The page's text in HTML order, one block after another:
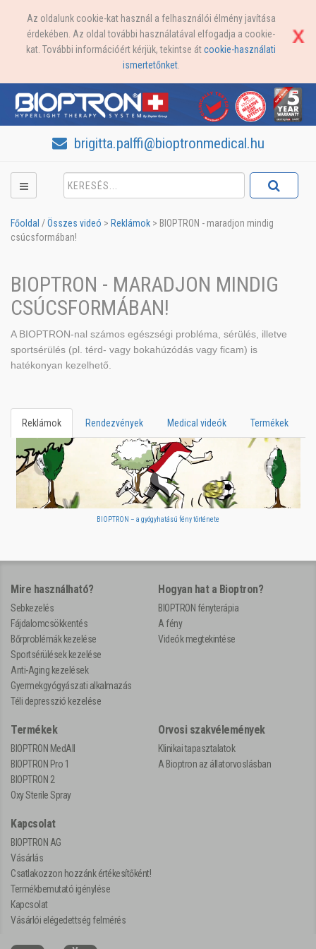
Az oldalunk cookie-kat használ a felhasználói élmény javítása
érdekében. Az oldal további használatával elfogadja a cookie-
kat. További információért kérjük, tekintse átcookie-használati
ismertetőnket.
brigitta.palffi@bioptronmedical.hu
Főoldal /Összes videó > Reklámok > BIOPTRON - maradjon mindig
csúcsformában!
BIOPTRON - MARADJON MINDIG
CSÚCSFORMÁBAN!
A BIOPTRON-nal számos egészségi probléma, sérülés, illetve
sportsérülés (pl. térd- vagy bokahúzódás vagy ficam) is
hatékonyan kezelhető.
Reklámok Rendezvények Medical videók Termékek
BIOPTRON – a gyógyhatású fény története
Mire használható?
Sebkezelés
Fájdalomcsökkentés
Bőrproblémák kezelése
Sportsérülések kezelése
Anti-Aging kezelések
Gyermekgyógyászati alkalmazás
Téli depresszió kezelése
Hogyan hat a Bioptron?
BIOPTRON fényterápia
A fény
Videók megtekintése
Termékek
BIOPTRON MedAll
BIOPTRON Pro 1
BIOPTRON 2
Oxy Sterile Spray
Orvosi szakvélemények
Klinikai tapasztalatok
A Bioptron az állatorvoslásban
Kapcsolat
BIOPTRON AG
Vásárlás
Csatlakozzon hozzánk értékesítőként!
Termékbemutató igénylése
Kapcsolat
Vásárlói elégedettség felmérés